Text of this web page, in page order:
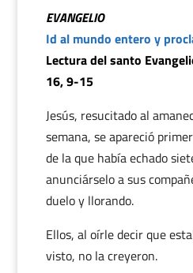
EVANGELIO
Id al mundo entero y
Lectura del santo
16, 9-15
Jesús, resucitado al
semana, se apareció
de la que había echado
anunciárselo a sus
duelo y llorando.
Ellos, al oírle decir que
visto, no la creyeron.